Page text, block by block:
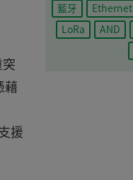
藉
援
藍牙
Ethernet
LoRa
AND